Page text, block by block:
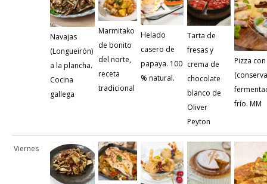
Navajas
(Longueirón)
a la plancha.
Cocina
gallega
Marmitako
de bonito
del norte,
receta
tradicional
Helado
casero de
papaya. 100
% natural.
Tarta de
fresas y
crema de
chocolate
blanco de
Oliver
Peyton
Pizza
frío. MM
Viernes